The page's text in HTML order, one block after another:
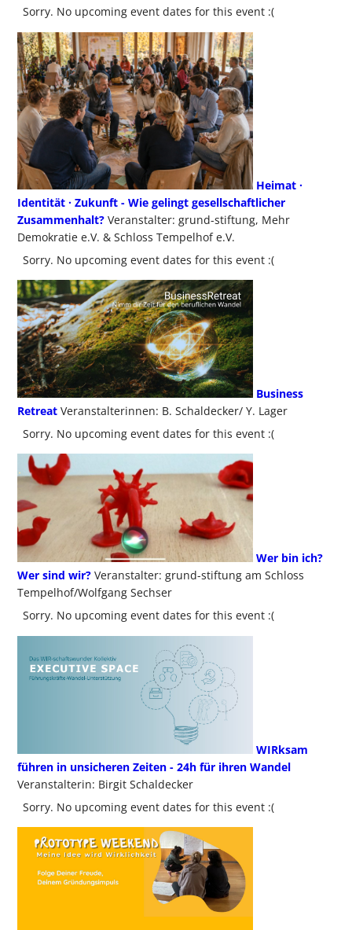
Sorry. No upcoming event dates for this event :(
Heimat ·
Identität · Zukunft - Wie gelingt gesellschaftlicher
Zusammenhalt? Veranstalter: grund-stiftung, Mehr
Demokratie e.V. & Schloss Tempelhof e.V.
Sorry. No upcoming event dates for this event :(
Business
Retreat Veranstalterinnen: B. Schaldecker/ Y. Lager
Sorry. No upcoming event dates for this event :(
Wer bin ich?
Wer sind wir? Veranstalter: grund-stiftung am Schloss
Tempelhof/Wolfgang Sechser
Sorry. No upcoming event dates for this event :(
WIRksam
führen in unsicheren Zeiten - 24h für ihren Wandel
Veranstalterin: Birgit Schaldecker
Sorry. No upcoming event dates for this event :(